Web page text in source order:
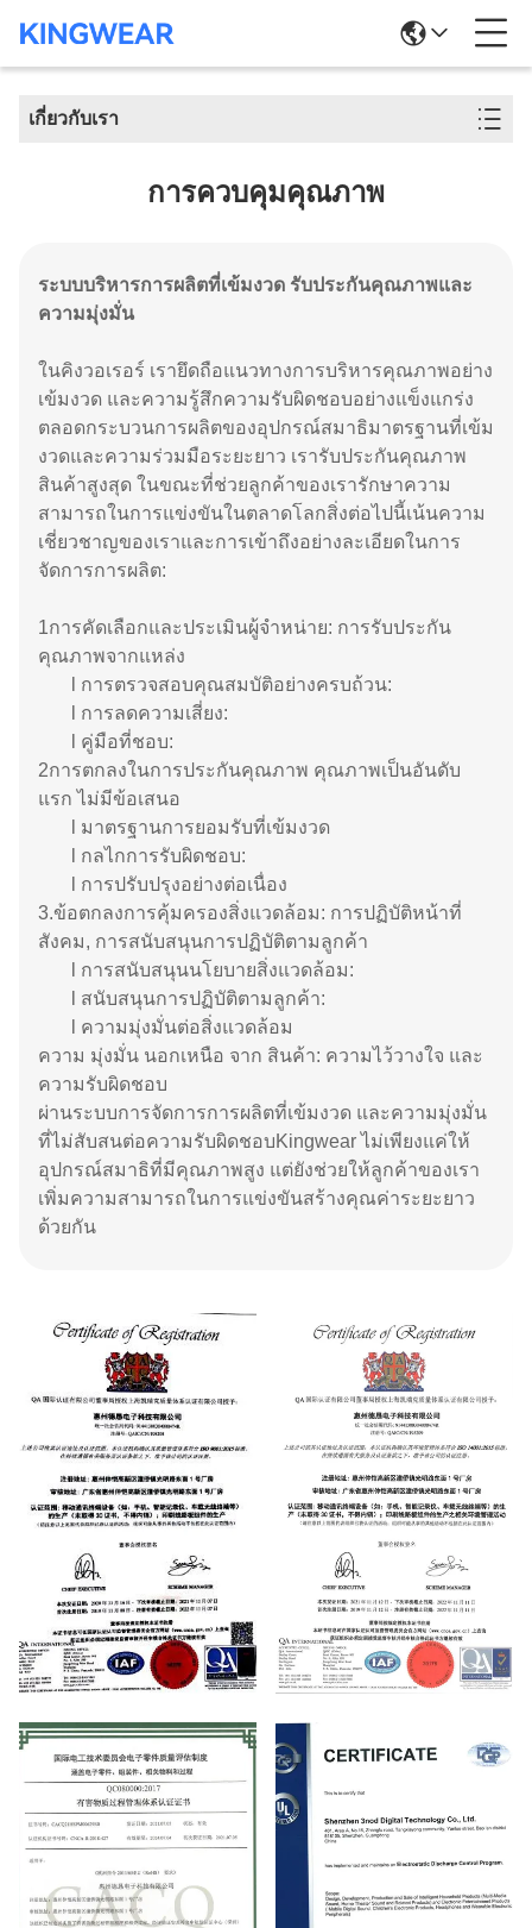
เกี่ยวกับเรา
การควบคุมคุณภาพ
ระบบบริหารการผลิตที่เข้มงวด รับประกันคุณภาพและ
ความมุ่งมั่น
ในคิงวอเรอร์ เรายึดถือแนวทางการบริหารคุณภาพอย่าง
เข้มงวด และความรู้สึกความรับผิดชอบอย่างแข็งแกร่ง
ตลอดกระบวนการผลิตของอุปกรณ์สมาธิมาตรฐานที่เข้ม
งวดและความร่วมมือระยะยาว เรารับประกันคุณภาพ
สินค้าสูงสุด ในขณะที่ช่วยลูกค้าของเรารักษาความ
สามารถในการแข่งขันในตลาดโลกสิ่งต่อไปนี้เน้นความ
เชี่ยวชาญของเราและการเข้าถึงอย่างละเอียดในการ
จัดการการผลิต:
1การคัดเลือกและประเมินผู้จําหน่าย: การรับประกัน
คุณภาพจากแหล่ง
l การตรวจสอบคุณสมบัติอย่างครบถ้วน:
l การลดความเสี่ยง:
l คู่มือที่ชอบ:
2การตกลงในการประกันคุณภาพ คุณภาพเป็นอันดับ
แรก ไม่มีข้อเสนอ
l มาตรฐานการยอมรับที่เข้มงวด
l กลไกการรับผิดชอบ:
l การปรับปรุงอย่างต่อเนื่อง
3.ข้อตกลงการคุ้มครองสิ่งแวดล้อม: การปฏิบัติหน้าที่
สังคม, การสนับสนุนการปฏิบัติตามลูกค้า
l การสนับสนุนนโยบายสิ่งแวดล้อม:
l สนับสนุนการปฏิบัติตามลูกค้า:
l ความมุ่งมั่นต่อสิ่งแวดล้อม
ความ มุ่งมั่น นอกเหนือ จาก สินค้า: ความไว้วางใจ และ
ความรับผิดชอบ
ผ่านระบบการจัดการการผลิตที่เข้มงวด และความมุ่งมั่น
ที่ไม่สับสนต่อความรับผิดชอบKingwear ไม่เพียงแค่ให้
อุปกรณ์สมาธิที่มีคุณภาพสูง แต่ยังช่วยให้ลูกค้าของเรา
เพิ่มความสามารถในการแข่งขันสร้างคุณค่าระยะยาว
ด้วยกัน